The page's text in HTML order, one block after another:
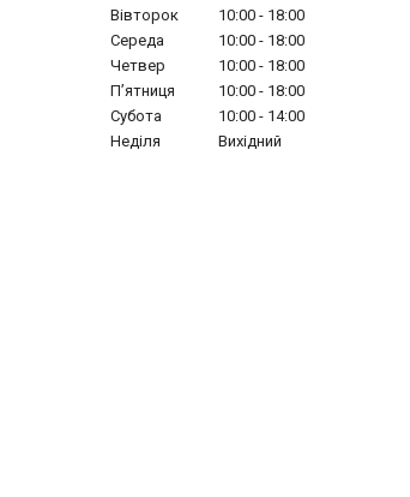
Вівторок
10:00
18:00
Середа
10:00
18:00
Четвер
10:00
18:00
Пʼятниця
10:00
18:00
Субота
10:00
14:00
Неділя
Вихідний